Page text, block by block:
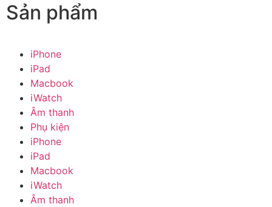
Sản phẩm
iPhone
iPad
Macbook
iWatch
Âm thanh
Phụ kiện
iPhone
iPad
Macbook
iWatch
Âm thanh